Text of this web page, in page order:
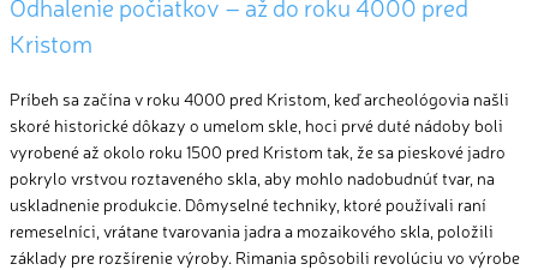
Kristom
Príbeh sa začína v roku 4000 pred Kristom, keď archeológovia našli
skoré historické dôkazy o umelom skle, hoci prvé duté nádoby boli
vyrobené až okolo roku 1500 pred Kristom tak, že sa pieskové jadro
pokrylo vrstvou roztaveného skla, aby mohlo nadobudnúť tvar, na
uskladnenie produkcie. Dômyselné techniky, ktoré používali raní
remeselníci, vrátane tvarovania jadra a mozaikového skla, položili
základy pre rozšírenie výroby. Rimania spôsobili revolúciu vo výrobe